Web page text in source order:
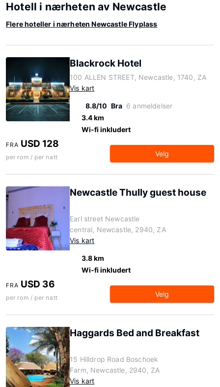
Hotell i nærheten av Newcastle
Flere hoteller i nærheten Newcastle Flyplass
Blackrock Hotel
100 ALLEN STREET, Newcastle, 1740, ZA
Vis kart
8.8/10 Bra 6 anmeldelser
3.4 km
Wi-fi inkludert
FRA USD 128
per rom / per natt Velg
Newcastle Thully guest house
Earl street Newcastle
central, Newcastle, 2940, ZA
Vis kart
3.8 km
Wi-fi inkludert
FRA USD 36
per rom / per natt Velg
Haggards Bed and Breakfast
15 Hilldrop Road Boschoek
Farm, Newcastle, 2940, ZA
Vis kart